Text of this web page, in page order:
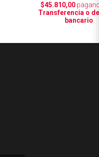
$45.810,00
Transferencia o
bancario